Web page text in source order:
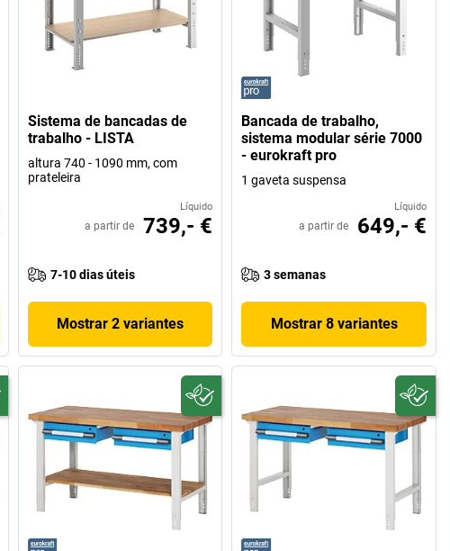
Sistema de bancadas de
trabalho - LISTA
altura 740 - 1090 mm, com
prateleira
Líquido
a partir de 739,- €
7-10 dias úteis
Mostrar 2 variantes
Bancada de trabalho,
sistema modular série 7000
- eurokraft pro
1 gaveta suspensa
Líquido
a partir de 649,- €
3 semanas
Mostrar 8 variantes